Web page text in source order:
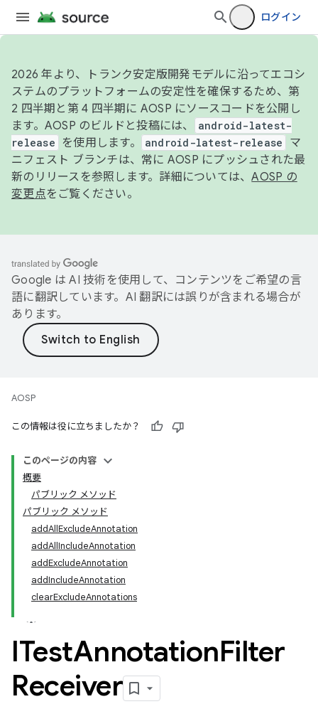
ログイン
2026 年より、トランク安定版開発モデルに沿ってエコシ
ステムのプラットフォームの安定性を確保するため、第
2 四半期と第 4 四半期に AOSP にソースコードを公開し
ます。AOSP のビルドと投稿には、
android-latest-
release
を使用します。 android-latest-release
マ
ニフェスト ブランチは、常に AOSP にプッシュされた最
新のリリースを参照します。詳細については、AOSP の
変更点をご覧ください。
Google は AI 技術を使用して、コンテンツをご希望の言
語に翻訳しています。AI 翻訳には誤りが含まれる場合が
あります。
AOSP
この情報は役に立ちましたか？
このページの内容
概要
パブリック メソッド
パブリック メソッド
addAllExcludeAnnotation
addAllIncludeAnnotation
addExcludeAnnotation
addIncludeAnnotation
clearExcludeAnnotations
ITestAnnotationFilter
Receiver